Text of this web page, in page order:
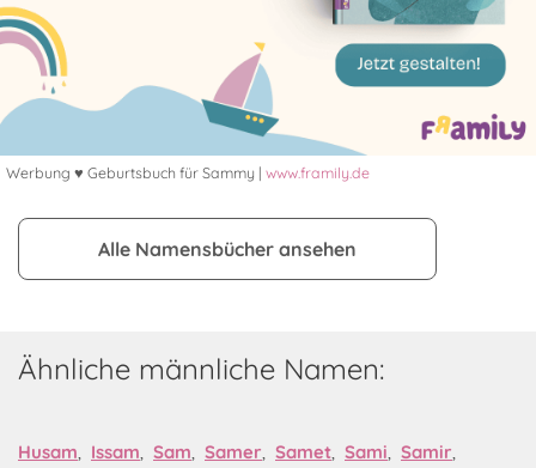
Werbung ♥ Geburtsbuch für Sammy | www.framily.de
Alle Namensbücher ansehen
Ähnliche männliche Namen:
Husam, Issam, Sam, Samer, Samet, Sami, Samir,